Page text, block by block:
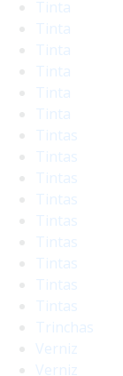
Tinta
Tinta
Tinta
Tinta
Tinta
Tinta
Tintas
Tintas
Tintas
Tintas
Tintas
Tintas
Tintas
Tintas
Tintas
Trinchas
Verniz
Verniz